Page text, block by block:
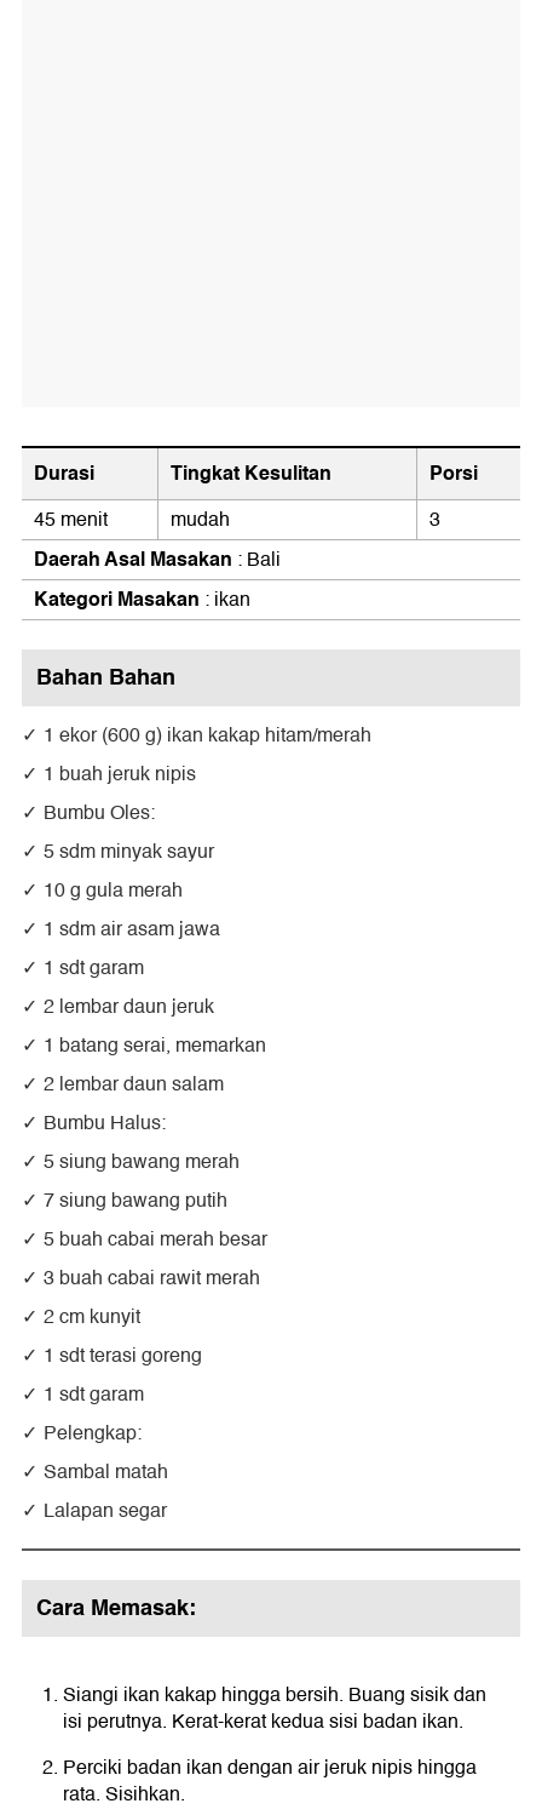
Durasi Tingkat Kesulitan Porsi
45 menit mudah 3
Daerah Asal Masakan : Bali
Kategori Masakan : ikan
Bahan Bahan
1 ekor (600 g) ikan kakap hitam/merah
1 buah jeruk nipis
Bumbu Oles:
5 sdm minyak sayur
10 g gula merah
1 sdm air asam jawa
1 sdt garam
2 lembar daun jeruk
1 batang serai, memarkan
2 lembar daun salam
Bumbu Halus:
5 siung bawang merah
7 siung bawang putih
5 buah cabai merah besar
3 buah cabai rawit merah
2 cm kunyit
1 sdt terasi goreng
1 sdt garam
Pelengkap:
Sambal matah
Lalapan segar
Cara Memasak:
Siangi ikan kakap hingga bersih. Buang sisik dan
isi perutnya. Kerat-kerat kedua sisi badan ikan.
Perciki badan ikan dengan air jeruk nipis hingga
rata. Sisihkan.